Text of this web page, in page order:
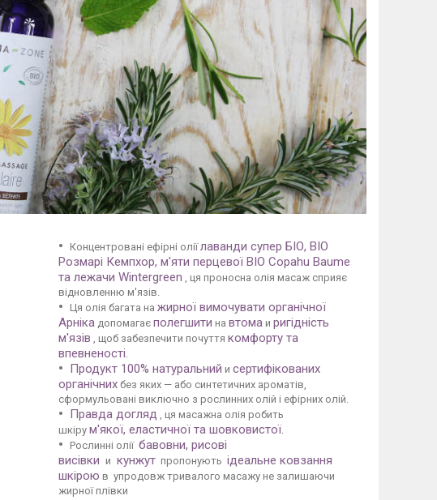
Концентровані ефірні оліїлаванди супер БІО, BIO
Розмарі Кемпхор, м'яти перцевої BIO Copahu Baume
та лежачи Wintergreen , ця проносна олія масаж сприяє
відновленню м'язів.
Ця олія багата на жирної вимочувати органічної
Арніка допомагає полегшити на втома и ригідність
м'язів , щоб забезпечити почуття комфорту та
впевненості.
Продукт 100% натуральний и сертифікованих
органічних без яких — або синтетичних ароматів,
сформульовані виключно з рослинних олій і ефірних олій.
Правда догляд , ця масажна олія робить
шкіру м'якої, еластичної та шовковистої.
Рослинні олії бавовни, рисові
висівки и кунжут пропонують ідеальне ковзання
шкірою в упродовж тривалого масажу не залишаючи
жирної плівки